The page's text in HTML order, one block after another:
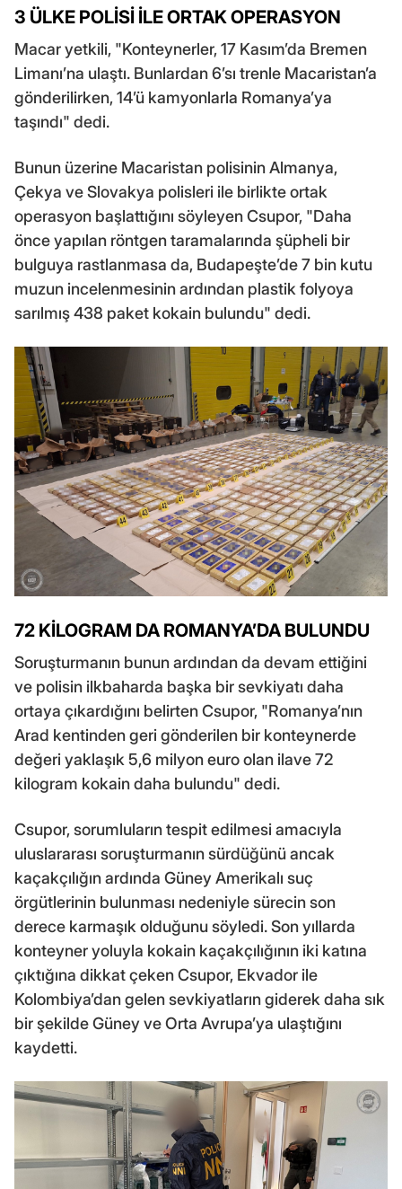
3 ÜLKE POLİSİ İLE ORTAK OPERASYON
Macar yetkili, "Konteynerler, 17 Kasım’da Bremen
Limanı’na ulaştı. Bunlardan 6’sı trenle Macaristan’a
gönderilirken, 14’ü kamyonlarla Romanya’ya
taşındı" dedi.
Bunun üzerine Macaristan polisinin Almanya,
Çekya ve Slovakya polisleri ile birlikte ortak
operasyon başlattığını söyleyen Csupor, "Daha
önce yapılan röntgen taramalarında şüpheli bir
bulguya rastlanmasa da, Budapeşte’de 7 bin kutu
muzun incelenmesinin ardından plastik folyoya
sarılmış 438 paket kokain bulundu" dedi.
72 KİLOGRAM DA ROMANYA’DA BULUNDU
Soruşturmanın bunun ardından da devam ettiğini
ve polisin ilkbaharda başka bir sevkiyatı daha
ortaya çıkardığını belirten Csupor, "Romanya’nın
Arad kentinden geri gönderilen bir konteynerde
değeri yaklaşık 5,6 milyon euro olan ilave 72
kilogram kokain daha bulundu" dedi.
Csupor, sorumluların tespit edilmesi amacıyla
uluslararası soruşturmanın sürdüğünü ancak
kaçakçılığın ardında Güney Amerikalı suç
örgütlerinin bulunması nedeniyle sürecin son
derece karmaşık olduğunu söyledi. Son yıllarda
konteyner yoluyla kokain kaçakçılığının iki katına
çıktığına dikkat çeken Csupor, Ekvador ile
Kolombiya’dan gelen sevkiyatların giderek daha sık
bir şekilde Güney ve Orta Avrupa’ya ulaştığını
kaydetti.